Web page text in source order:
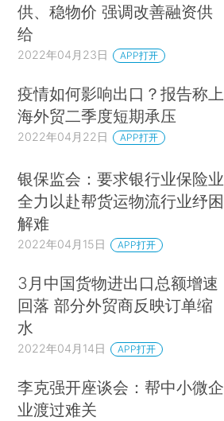
供、稳物价 强调改善融资供
给
2022年04月23日 APP打开
疫情如何影响出口？报告称上
海外贸二季度短期承压
2022年04月22日 APP打开
银保监会：要求银行业保险业
全力以赴帮货运物流行业纾困
解难
2022年04月15日 APP打开
3月中国货物进出口总额增速
回落 部分外贸商反映订单缩
水
2022年04月14日 APP打开
李克强开座谈会：帮中小微企
业渡过难关